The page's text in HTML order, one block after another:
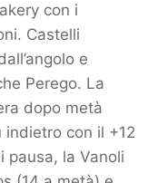
con i
Castelli
e
Perego. La
dopo metà
con il +12
pausa, la Vanoli